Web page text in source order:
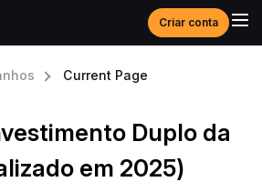
Criar conta
Current Page
Duplo da
em 2025)